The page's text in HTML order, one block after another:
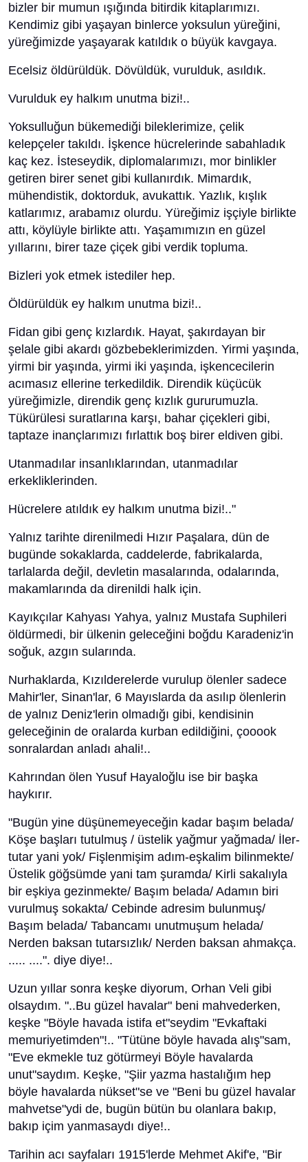
bizler bir mumun ışığında bitirdik kitaplarımızı.
Kendimiz gibi yaşayan binlerce yoksulun yüreğini,
yüreğimizde yaşayarak katıldık o büyük kavgaya.
Ecelsiz öldürüldük. Dövüldük, vurulduk, asıldık.
Vurulduk ey halkım unutma bizi!..
Yoksulluğun bükemediği bileklerimize, çelik
kelepçeler takıldı. İşkence hücrelerinde sabahladık
kaç kez. İsteseydik, diplomalarımızı, mor binlikler
getiren birer senet gibi kullanırdık. Mimardık,
mühendistik, doktorduk, avukattık. Yazlık, kışlık
katlarımız, arabamız olurdu. Yüreğimiz işçiyle birlikte
attı, köylüyle birlikte attı. Yaşamımızın en güzel
yıllarını, birer taze çiçek gibi verdik topluma.
Bizleri yok etmek istediler hep.
Öldürüldük ey halkım unutma bizi!..
Fidan gibi genç kızlardık. Hayat, şakırdayan bir
şelale gibi akardı gözbebeklerimizden. Yirmi yaşında,
yirmi bir yaşında, yirmi iki yaşında, işkencecilerin
acımasız ellerine terkedildik. Direndik küçücük
yüreğimizle, direndik genç kızlık gururumuzla.
Tükürülesi suratlarına karşı, bahar çiçekleri gibi,
taptaze inançlarımızı fırlattık boş birer eldiven gibi.
Utanmadılar insanlıklarından, utanmadılar
erkekliklerinden.
Hücrelere atıldık ey halkım unutma bizi!.."
Yalnız tarihte direnilmedi Hızır Paşalara, dün de
bugünde sokaklarda, caddelerde, fabrikalarda,
tarlalarda değil, devletin masalarında, odalarında,
makamlarında da direnildi halk için.
Kayıkçılar Kahyası Yahya, yalnız Mustafa Suphileri
öldürmedi, bir ülkenin geleceğini boğdu Karadeniz'in
soğuk, azgın sularında.
Nurhaklarda, Kızılderelerde vurulup ölenler sadece
Mahir'ler, Sinan'lar, 6 Mayıslarda da asılıp ölenlerin
de yalnız Deniz'lerin olmadığı gibi, kendisinin
geleceğinin de oralarda kurban edildiğini, çooook
sonralardan anladı ahali!..
Kahrından ölen Yusuf Hayaloğlu ise bir başka
haykırır.
"Bugün yine düşünemeyeceğin kadar başım belada/
Köşe başları tutulmuş / üstelik yağmur yağmada/ İler-
tutar yani yok/ Fişlenmişim adım-eşkalim bilinmekte/
Üstelik göğsümde yani tam şuramda/ Kirli sakalıyla
bir eşkiya gezinmekte/ Başım belada/ Adamın biri
vurulmuş sokakta/ Cebinde adresim bulunmuş/
Başım belada/ Tabancamı unutmuşum helada/
Nerden baksan tutarsızlık/ Nerden baksan ahmakça.
..... ....". diye diye!..
Uzun yıllar sonra keşke diyorum, Orhan Veli gibi
olsaydım. "..Bu güzel havalar" beni mahvederken,
keşke "Böyle havada istifa et"seydim "Evkaftaki
memuriyetimden"!.. "Tütüne böyle havada alış"sam,
"Eve ekmekle tuz götürmeyi Böyle havalarda
unut"saydım. Keşke, "Şiir yazma hastalığım hep
böyle havalarda nükset"se ve "Beni bu güzel havalar
mahvetse"ydi de, bugün bütün bu olanlara bakıp,
bakıp içim yanmasaydı diye!..
Tarihin acı sayfaları 1915'lerde Mehmet Akif'e, "Bir